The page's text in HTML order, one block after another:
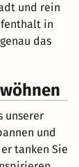
und rein
in
das
unserer
und
tanken Sie